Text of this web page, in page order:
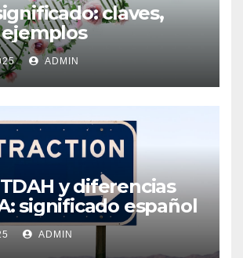
claves,
ADMIN
y diferencias
significado español
ADMIN